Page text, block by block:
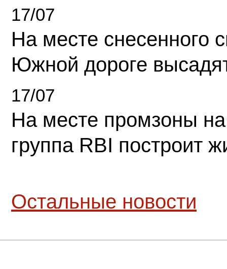
17/07
На месте снесенного
Южной дороге
17/07
На месте промзоны
группа RBI построит
Остальные новости